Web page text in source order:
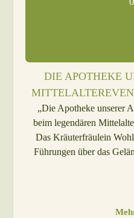
DIE APOTHEKE
„Die Apotheke unserer
beim legendären
Das Kräuterfräulein
Führungen über das